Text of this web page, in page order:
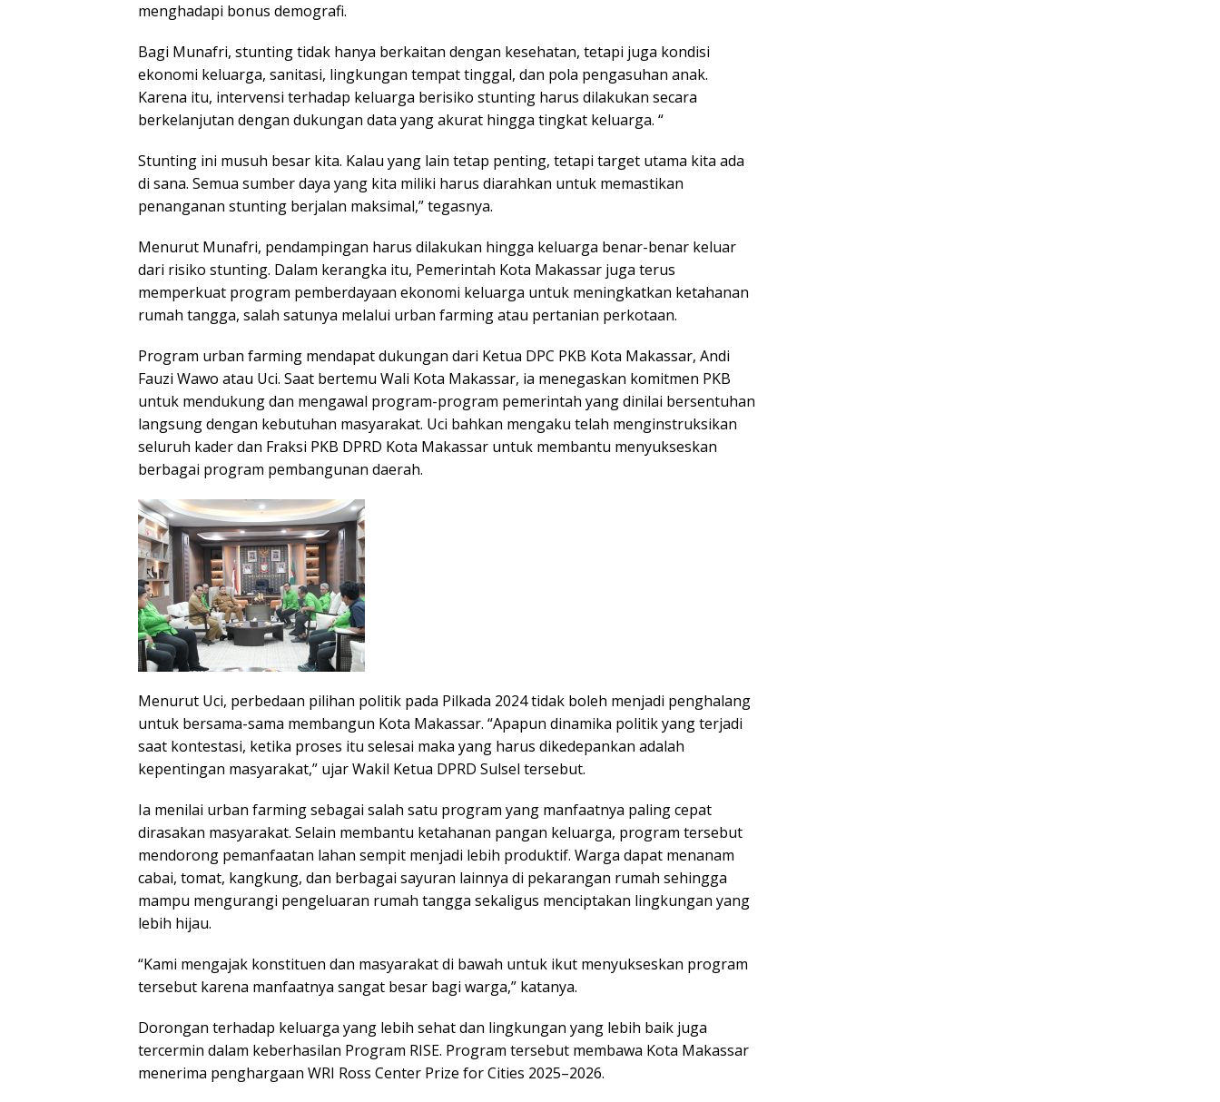
menghadapi bonus demografi.
Bagi Munafri, stunting tidak hanya berkaitan dengan kesehatan, tetapi juga kondisi
ekonomi keluarga, sanitasi, lingkungan tempat tinggal, dan pola pengasuhan anak.
Karena itu, intervensi terhadap keluarga berisiko stunting harus dilakukan secara
berkelanjutan dengan dukungan data yang akurat hingga tingkat keluarga. “
Stunting ini musuh besar kita. Kalau yang lain tetap penting, tetapi target utama kita ada
di sana. Semua sumber daya yang kita miliki harus diarahkan untuk memastikan
penanganan stunting berjalan maksimal,” tegasnya.
Menurut Munafri, pendampingan harus dilakukan hingga keluarga benar-benar keluar
dari risiko stunting. Dalam kerangka itu, Pemerintah Kota Makassar juga terus
memperkuat program pemberdayaan ekonomi keluarga untuk meningkatkan ketahanan
rumah tangga, salah satunya melalui urban farming atau pertanian perkotaan.
Program urban farming mendapat dukungan dari Ketua DPC PKB Kota Makassar, Andi
Fauzi Wawo atau Uci. Saat bertemu Wali Kota Makassar, ia menegaskan komitmen PKB
untuk mendukung dan mengawal program-program pemerintah yang dinilai bersentuhan
langsung dengan kebutuhan masyarakat. Uci bahkan mengaku telah menginstruksikan
seluruh kader dan Fraksi PKB DPRD Kota Makassar untuk membantu menyukseskan
berbagai program pembangunan daerah.
Menurut Uci, perbedaan pilihan politik pada Pilkada 2024 tidak boleh menjadi penghalang
untuk bersama-sama membangun Kota Makassar. “Apapun dinamika politik yang terjadi
saat kontestasi, ketika proses itu selesai maka yang harus dikedepankan adalah
kepentingan masyarakat,” ujar Wakil Ketua DPRD Sulsel tersebut.
Ia menilai urban farming sebagai salah satu program yang manfaatnya paling cepat
dirasakan masyarakat. Selain membantu ketahanan pangan keluarga, program tersebut
mendorong pemanfaatan lahan sempit menjadi lebih produktif. Warga dapat menanam
cabai, tomat, kangkung, dan berbagai sayuran lainnya di pekarangan rumah sehingga
mampu mengurangi pengeluaran rumah tangga sekaligus menciptakan lingkungan yang
lebih hijau.
“Kami mengajak konstituen dan masyarakat di bawah untuk ikut menyukseskan program
tersebut karena manfaatnya sangat besar bagi warga,” katanya.
Dorongan terhadap keluarga yang lebih sehat dan lingkungan yang lebih baik juga
tercermin dalam keberhasilan Program RISE. Program tersebut membawa Kota Makassar
menerima penghargaan WRI Ross Center Prize for Cities 2025–2026.